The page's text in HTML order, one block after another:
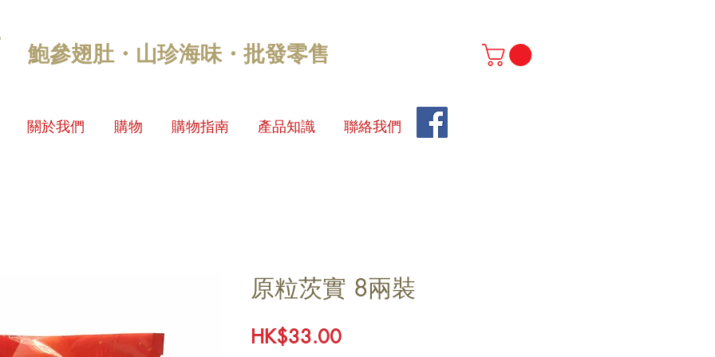
鮑參翅肚・山珍海味・批發零售
關於我們 購物 購物指南 產品知識 聯絡我們
原粒茨實 8兩裝
HK$33.00價